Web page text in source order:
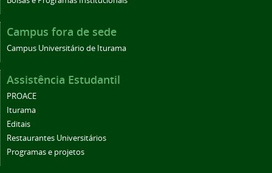
Campus fora de sede
Campus Universitário de Iturama
Assistência Estudantil
PROACE
Iturama
Editais
Restaurantes Universitários
Programas e projetos